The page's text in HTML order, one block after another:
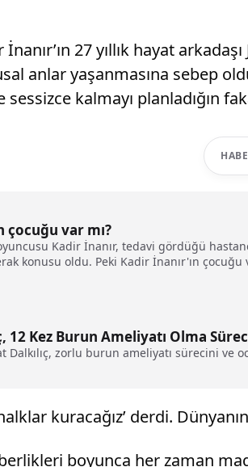
27 yıllık hayat
anlar yaşanmasına sebep
kalmayı planladığın
çocuğu var mı?
Kadir İnanır, tedavi gördüğü
konusu oldu. Peki Kadir İnanır'ın çocuğu
12 Kez Burun Ameliyatı Olma
Dalkılıç, zorlu burun ameliyatı sürecini ve
kuracağız’ derdi.
boyunca her zaman